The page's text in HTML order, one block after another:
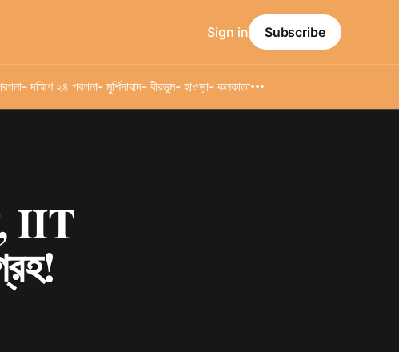
- দক্ষিণ ২৪ পরগনা- মুর্শিদাবাদ- বীরভূম- হাওড়া- কলকাতা
Sign in Subscribe
IIT